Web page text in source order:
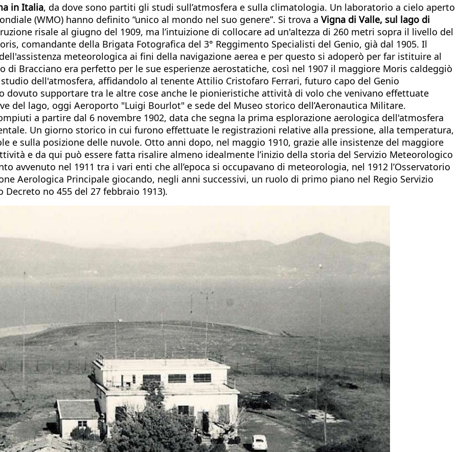
in Italia, da dove sono partiti gli studi sull’atmosfera e sulla climatologia. Un laboratorio a cielo aperto
(WMO) hanno definito “unico al mondo nel suo genere”. Si trova a Vigna di Valle, sul lago di
risale al giugno del 1909, ma l’intuizione di collocare ad un'altezza di 260 metri sopra il livello del
comandante della Brigata Fotografica del 3° Reggimento Specialisti del Genio, già dal 1905. Il
meteorologica ai fini della navigazione aerea e per questo si adoperò per far istituire al
Bracciano era perfetto per le sue esperienze aerostatiche, così nel 1907 il maggiore Moris caldeggiò
dell'atmosfera, affidandolo al tenente Attilio Cristofaro Ferrari, futuro capo del Genio
dovuto supportare tra le altre cose anche le pionieristiche attività di volo che venivano effettuate
del lago, oggi Aeroporto "Luigi Bourlot" e sede del Museo storico dell’Aeronautica Militare.
a partire dal 6 novembre 1902, data che segna la prima esplorazione aerologica dell'atmosfera
Un giorno storico in cui furono effettuate le registrazioni relative alla pressione, alla temperatura,
e sulla posizione delle nuvole. Otto anni dopo, nel maggio 1910, grazie alle insistenze del maggiore
e da qui può essere fatta risalire almeno idealmente l’inizio della storia del Servizio Meteorologico
avvenuto nel 1911 tra i vari enti che all’epoca si occupavano di meteorologia, nel 1912 l’Osservatorio
Aerologica Principale giocando, negli anni successivi, un ruolo di primo piano nel Regio Servizio
no 455 del 27 febbraio 1913).